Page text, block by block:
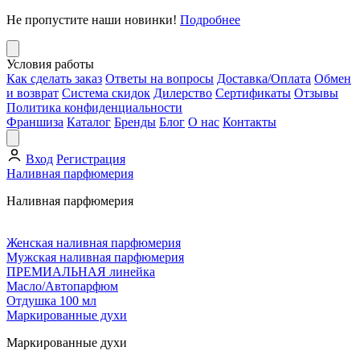
Не пропустите наши новинки! Подробнее
Условия работы
Как сделать заказ Ответы на вопросы Доставка/Оплата Обмен
и возврат Система скидок Дилерство Сертификаты Отзывы
Политика конфиденциальности
Франшиза Каталог Бренды Блог О нас Контакты
Вход Регистрация
Наливная парфюмерия
Наливная парфюмерия
Женская наливная парфюмерия
Мужская наливная парфюмерия
ПРЕМИАЛЬНАЯ линейка
Масло/Автопарфюм
Отдушка 100 мл
Маркированные духи
Маркированные духи